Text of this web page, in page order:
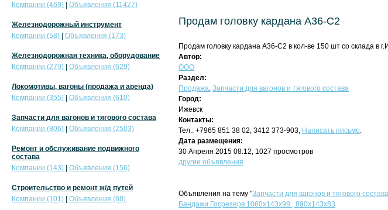
Продам головку кардана А36-С2
Продам головку кардана А36-С2 в кол-ве 150 шт со склада в
Автор:
ООО
Раздел:
Продажа, Запчасти для вагонов и тягового состава
Город:
Ижевск
Контакты:
Тел.: +7965 851 38 02, 3412 373-903, Написать письмо.
Дата размещения:
30 Апреля 2015 08:12, 1027 просмотров
другие объявления
Объявления на тему "Запчасти для вагонов и тягового состава
Бандажи Госрезерв 1060х143х98 , 890х143х83
Компании (469)
Объявления (11427)
Железнодорожный инструмент
Компании (58)
Объявления (173)
Железнодорожная техника, оборудование
Компании (279)
Объявления (629)
Локомотивы, вагоны (продажа и аренда)
Компании (355)
Объявления (610)
Запчасти для вагонов и тягового состава
Компании (806)
Объявления (2503)
Ремонт и обслуживание подвижного
состава
Компании (143)
Объявления (156)
Строительство и ремонт ж/д путей
Компании (101)
Объявления (88)